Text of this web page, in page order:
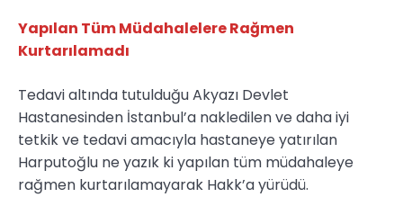
Yapılan Tüm Müdahalelere Rağmen
Kurtarılamadı
Tedavi altında tutulduğu Akyazı Devlet
Hastanesinden İstanbul’a nakledilen ve daha iyi
tetkik ve tedavi amacıyla hastaneye yatırılan
Harputoğlu ne yazık ki yapılan tüm müdahaleye
rağmen kurtarılamayarak Hakk’a yürüdü.